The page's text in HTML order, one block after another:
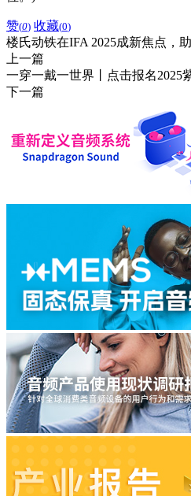
赞(0) 收藏(0)
楼氏动铁在IFA 2025成新焦点，
上一篇
一穿一戴一世界丨点击报名2025
下一篇